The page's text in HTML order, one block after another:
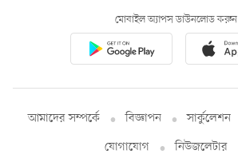
মোবাইল অ্যাপস ডাউনলোড করুন
আমাদের সম্পর্কে বিজ্ঞাপন সার্কুলেশন
যোগাযোগ
নিউজলেটার